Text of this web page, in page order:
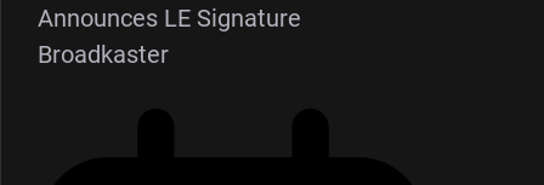
Announces LE Signature
Broadkaster